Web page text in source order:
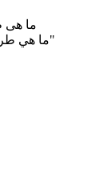
ما هى
"ما هي